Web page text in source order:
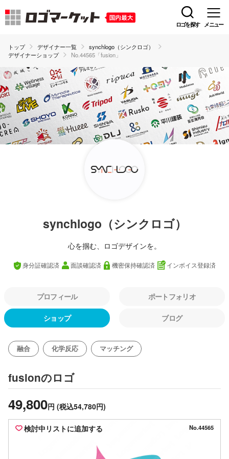
ロゴを探す メニュー
トップ デザイナー一覧
synchlogo（シンクロゴ）
デザイナーショップ
No.44565「fusion」
synchlogo（シンクロゴ）
心を掴む、ロゴデザインを。
身分証確認済 面談確認済 機密保持確認済 インボイス登録済
プロフィール ポートフォリオ
ショップ ブログ
融合 化学反応 マッチング
fusionのロゴ
49,800円 (税込54,780円)
検討中リストに追加する No.44565